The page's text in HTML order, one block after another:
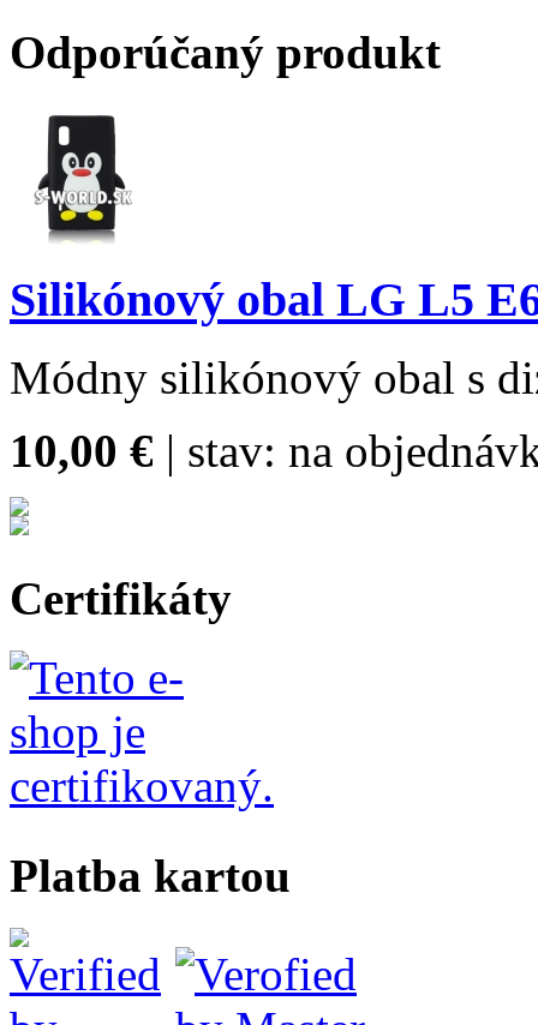
Odporúčaný produkt
Silikónový obal LG L5
Módny silikónový obal s
10,00 € | stav: na
Certifikáty
Platba kartou